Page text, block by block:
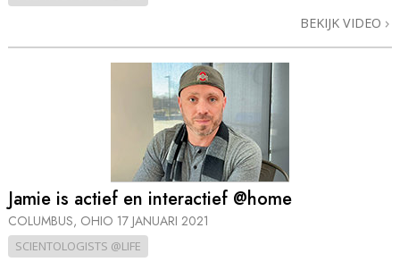
BEKIJK VIDEO
Jamie is actief en interactief @home
COLUMBUS, OHIO 17 JANUARI 2021
SCIENTOLOGISTS @LIFE